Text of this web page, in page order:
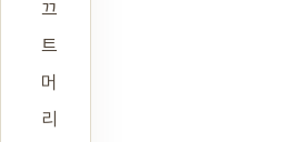
끄
트
머
리